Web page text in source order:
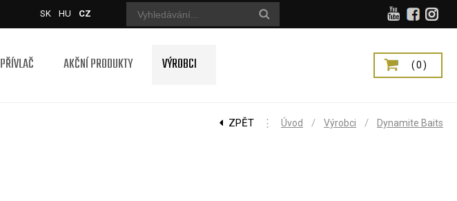
SK HU CZ
PŘÍVLAČ AKČNÍ PRODUKTY VÝROBCI (0)
ZPĚT ⋮ Úvod / Výrobci / Dynamite Baits